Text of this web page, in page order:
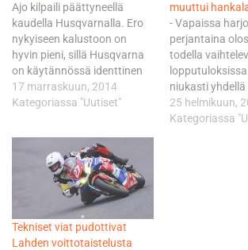
Ajo kilpaili päättyneellä
kaudella Husqvarnalla. Ero
nykyiseen kalustoon on
hyvin pieni, sillä Husqvarna
on käytännössä identtinen
pyörä KTM:n kanssa. Lisäksi
Ajon, 20, tekninen ryhmä on
huolimatta miltei samana
kisainsinööri Erkki Siukolan
johdolla. - Eki jatkaa ja Jordi
(Gallardo) on palannut.
Heidän kanssaan teknisen
ryhmän muodostavat uusi
datamies ja…
17 marraskuun, 2014
Kategoriassa "Uutiset"
muuttui
- Vapaissa
perjantaina
todella
niukasti yhdellä
suorasta
paikasta. -
25 helmikuun,
Kategoriassa
Tekniset viat pudottivat
Lahden voittotaistelusta